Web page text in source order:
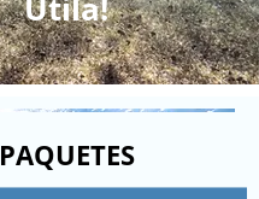
PAQUETES